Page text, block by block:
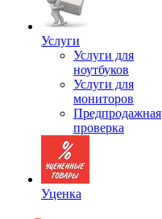
Услуги
Услуги для
ноутбуков
Услуги для
мониторов
Предпродажная
проверка
Уценка